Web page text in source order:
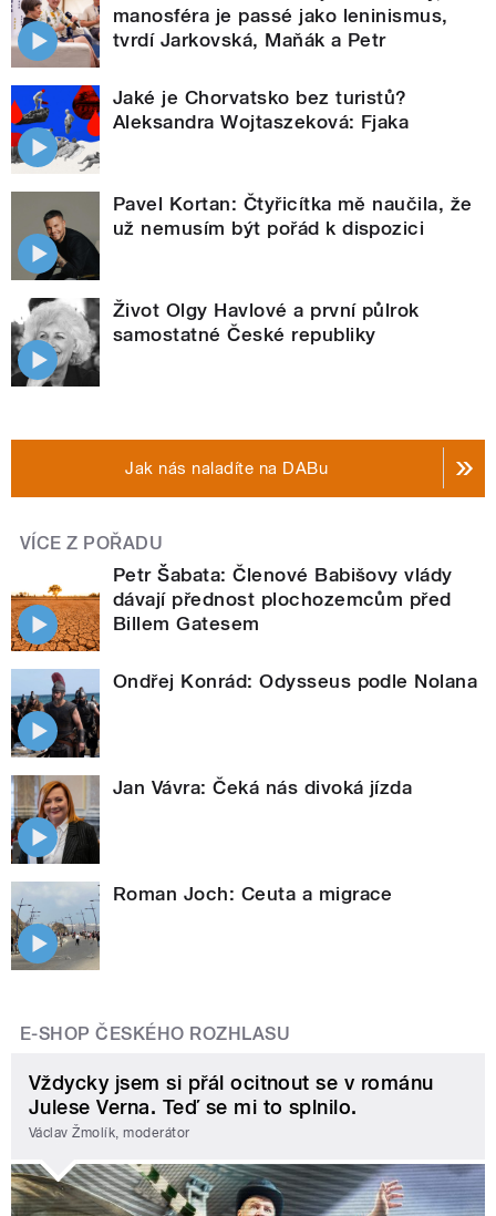
manosféra je passé jako leninismus,
tvrdí Jarkovská, Maňák a Petr
Jaké je Chorvatsko bez turistů?
Aleksandra Wojtaszeková: Fjaka
Pavel Kortan: Čtyřicítka mě naučila, že
už nemusím být pořád k dispozici
Život Olgy Havlové a první půlrok
samostatné České republiky
Jak nás naladíte na DABu
VÍCE Z POŘADU
Petr Šabata: Členové Babišovy vlády
dávají přednost plochozemcům před
Billem Gatesem
Ondřej Konrád: Odysseus podle Nolana
Jan Vávra: Čeká nás divoká jízda
Roman Joch: Ceuta a migrace
E-SHOP ČESKÉHO ROZHLASU
Vždycky jsem si přál ocitnout se v románu
Julese Verna. Teď se mi to splnilo.
Václav Žmolík, moderátor